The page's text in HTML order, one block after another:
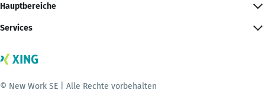
Hauptbereiche
Services
© New Work SE | Alle Rechte vorbehalten